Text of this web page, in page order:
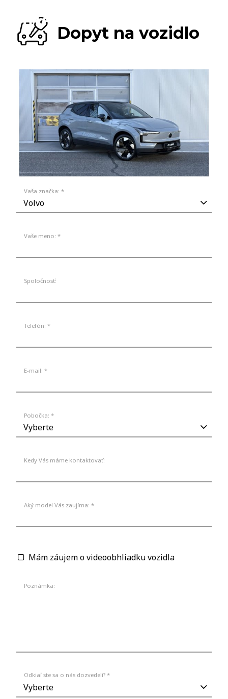
Dopyt na vozidlo
Vaša značka: *
Vaše meno: *
Spoločnosť:
Telefón: *
E-mail: *
Pobočka: *
Kedy Vás máme kontaktovať:
Aký model Vás zaujíma: *
Mám záujem o videoobhliadku vozidla
Poznámka:
Odkiaľ ste sa o nás dozvedeli? *